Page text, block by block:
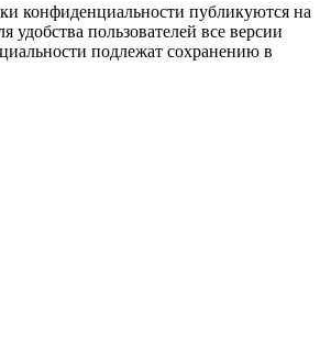
конфиденциальности публикуются на
удобства пользователей все версии
подлежат сохранению в